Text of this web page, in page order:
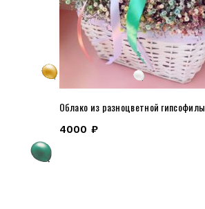
Облако из разноцветной гипсофилы
4000 ₽